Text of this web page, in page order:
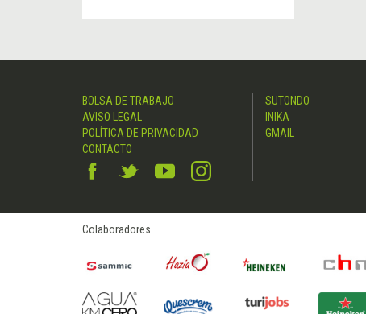
BOLSA DE TRABAJO
AVISO LEGAL
POLÍTICA DE PRIVACIDAD
CONTACTO
SUTONDO
INIKA
GMAIL
Colaboradores